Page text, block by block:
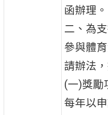
函辦理。
二、為
參與體
請辦法
(一)獎勵
每年以